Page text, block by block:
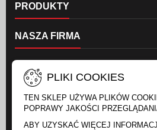
PRODUKTY
NASZA FIRMA
PLIKI COOKIES
TEN SKLEP UŻYWA PLIKÓW
POPRAWY JAKOŚCI
ABY UZYSKAĆ WIĘCEJ